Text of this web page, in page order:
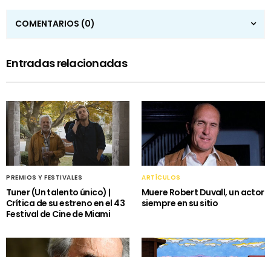
COMENTARIOS (0)
Entradas relacionadas
PREMIOS Y FESTIVALES
Tuner (Un talento único) |
Crítica de su estreno en el 43
Festival de Cine de Miami
ARTÍCULOS
Muere Robert Duvall, un actor
siempre en su sitio